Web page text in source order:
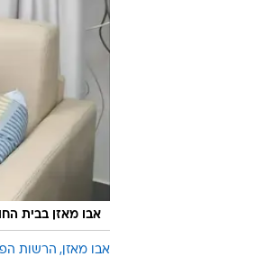
אבו מאזן בבית
אבו מאזן הרשות